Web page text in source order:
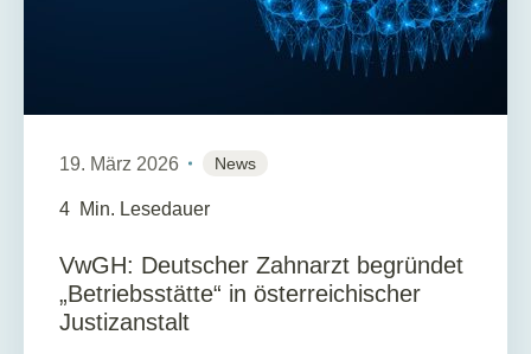
19. März 2026 News
4 Min. Lesedauer
VwGH: Deutscher Zahnarzt begründet
„Betriebsstätte“ in österreichischer
Justizanstalt